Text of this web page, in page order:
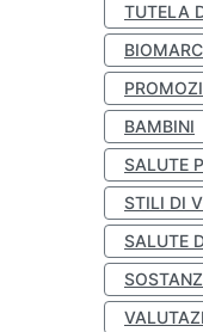
TUTELA
BAMBINI
SALUTE
STILI DI
SALUTE